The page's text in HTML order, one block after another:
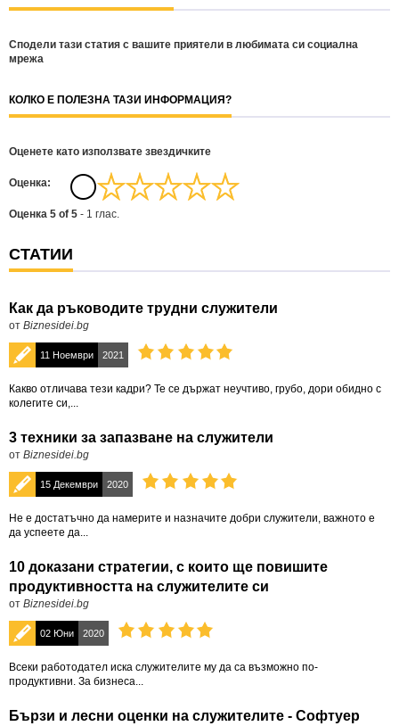
Сподели тази статия с вашите приятели в любимата си социална
мрежа
КОЛКО Е ПОЛЕЗНА ТАЗИ ИНФОРМАЦИЯ?
Оценете като използвате звездичките
Oценка:
Оценка 5 of 5 - 1 глас.
СТАТИИ
Как да ръководите трудни служители
от Biznesidei.bg
11 Ноември 2021
Какво отличава тези кадри? Те се държат неучтиво, грубо, дори обидно с
колегите си,...
3 техники за запазване на служители
от Biznesidei.bg
15 Декември 2020
Не е достатъчно да намерите и назначите добри служители, важното е
да успеете да...
10 доказани стратегии, с които ще повишите
продуктивността на служителите си
от Biznesidei.bg
02 Юни 2020
Всеки работодател иска служителите му да са възможно по-
продуктивни. За бизнеса...
Бързи и лесни оценки на служителите - Софтуер